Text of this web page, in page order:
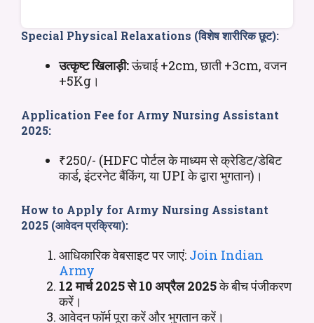
Special Physical Relaxations (विशेष शारीरिक छूट):
उत्कृष्ट खिलाड़ी:ऊंचाई +2cm, छाती +3cm, वजन
+5Kg।
Application Fee for Army Nursing Assistant
2025:
₹250/- (HDFC पोर्टल के माध्यम से क्रेडिट/डेबिट
कार्ड, इंटरनेट बैंकिंग, या UPI के द्वारा भुगतान)।
How to Apply for Army Nursing Assistant
2025 (आवेदन प्रक्रिया):
आधिकारिक वेबसाइट पर जाएं: Join Indian
Army
12 मार्च 2025 से 10 अप्रैल 2025के बीच पंजीकरण
करें।
आवेदन फॉर्म पूरा करें और भुगतान करें।